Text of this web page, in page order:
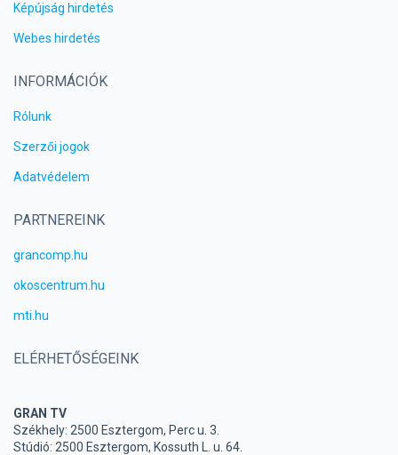
Képújság hirdetés
Webes hirdetés
INFORMÁCIÓK
Rólunk
Szerzői jogok
Adatvédelem
PARTNEREINK
grancomp.hu
okoscentrum.hu
mti.hu
ELÉRHETŐSÉGEINK
GRAN TV
Székhely: 2500 Esztergom, Perc u. 3.
Stúdió: 2500 Esztergom, Kossuth L. u. 64.